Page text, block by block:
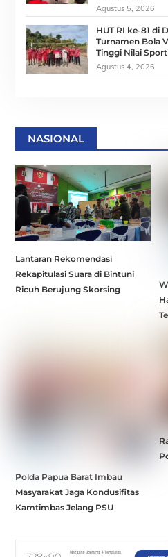
Agustus 5, 2026
HUT RI ke-81 di
Turnamen Bola
Tinggi Nilai
Agustus 4, 2026
NASIONAL
Lantaran Rekomendasi
Rekapitulasi Suara di Bintuni
Ricuh Berujung Skorsing
Polda Papua Barat Imbau
Masyarakat Jaga Kondusifitas
Kamtimbas Jelang PSU